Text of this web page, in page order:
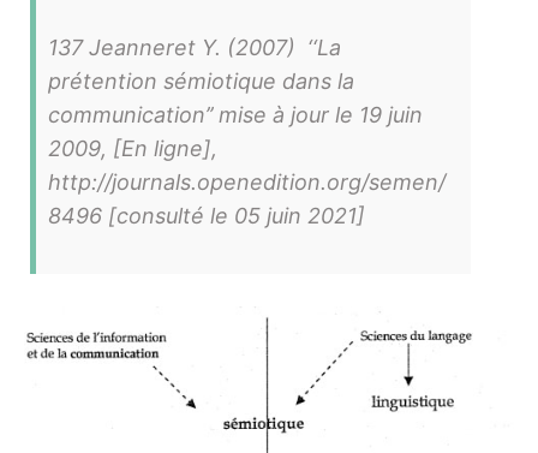
137 Jeanneret Y. (2007) ‘‘La
prétention sémiotique dans la
communication’’ mise à jour le 19 juin
2009, [En ligne],
http://journals.openedition.org/semen/
8496 [consulté le 05 juin 2021]